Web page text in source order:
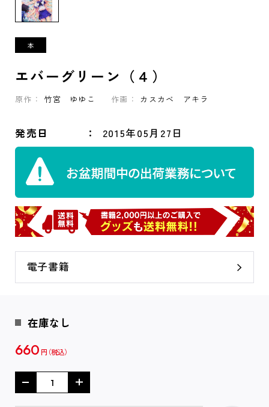
エバーグリーン（４）
原作： 竹宮 ゆゆこ 作画： カスカベ アキラ
発売日 2015年05月27日
電子書籍
在庫なし
660 円